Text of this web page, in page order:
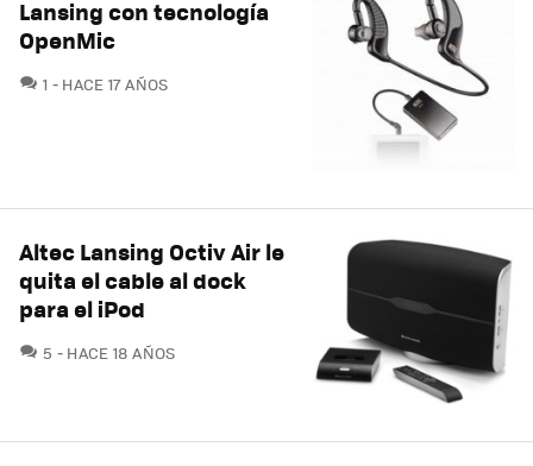
Lansing con tecnología
OpenMic
1 COMENTARIOS
HACE 17 AÑOS
Altec Lansing Octiv Air le
quita el cable al dock
para el iPod
5 COMENTARIOS
HACE 18 AÑOS